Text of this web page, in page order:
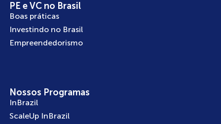
PE e VC no Brasil
Boas práticas
Investindo no Brasil
Empreendedorismo
Nossos Programas
InBrazil
ScaleUp InBrazil